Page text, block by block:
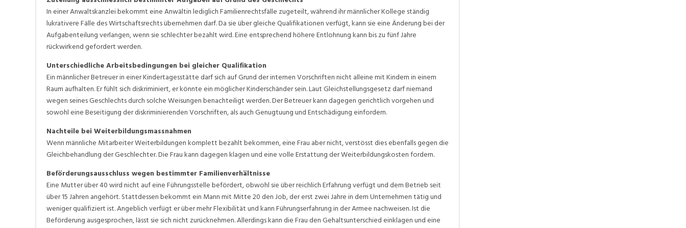
In einer Anwaltskanzlei bekommt eine Anwältin lediglich Familienrechtsfälle zugeteilt, während ihr männlicher Kollege ständig
lukrativere Fälle des Wirtschaftsrechts übernehmen darf. Da sie über gleiche Qualifikationen verfügt, kann sie eine Änderung bei der
Aufgabenteilung verlangen, wenn sie schlechter bezahlt wird. Eine entsprechend höhere Entlohnung kann bis zu fünf Jahre
rückwirkend gefordert werden.
Unterschiedliche Arbeitsbedingungen bei gleicher Qualifikation
Ein männlicher Betreuer in einer Kindertagesstätte darf sich auf Grund der internen Vorschriften nicht alleine mit Kindern in einem
Raum aufhalten. Er fühlt sich diskriminiert, er könnte ein möglicher Kinderschänder sein. Laut Gleichstellungsgesetz darf niemand
wegen seines Geschlechts durch solche Weisungen benachteiligt werden. Der Betreuer kann dagegen gerichtlich vorgehen und
sowohl eine Beseitigung der diskriminierenden Vorschriften, als auch Genugtuung und Entschädigung einfordern.
Nachteile bei Weiterbildungsmassnahmen
Wenn männliche Mitarbeiter Weiterbildungen komplett bezahlt bekommen, eine Frau aber nicht, verstösst dies ebenfalls gegen die
Gleichbehandlung der Geschlechter. Die Frau kann dagegen klagen und eine volle Erstattung der Weiterbildungskosten fordern.
Beförderungsausschluss wegen bestimmter Familienverhältnisse
Eine Mutter über 40 wird nicht auf eine Führungsstelle befördert, obwohl sie über reichlich Erfahrung verfügt und dem Betrieb seit
über 15 Jahren angehört. Stattdessen bekommt ein Mann mit Mitte 20 den Job, der erst zwei Jahre in dem Unternehmen tätig und
weniger qualifiziert ist. Angeblich verfügt er über mehr Flexibilität und kann Führungserfahrung in der Armee nachweisen. Ist die
Beförderung ausgesprochen, lässt sie sich nicht zurücknehmen. Allerdings kann die Frau den Gehaltsunterschied einklagen und eine